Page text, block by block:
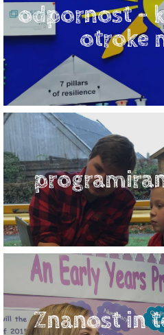
odpornost -
otroke
Znanost in